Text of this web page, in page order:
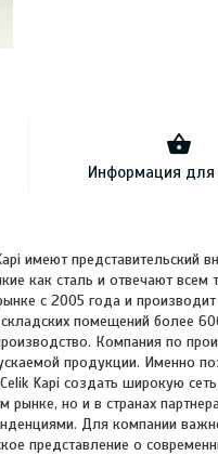
Информация для
имеют представительский
как сталь и отвечают всем
с 2005 года и
помещений более
Компания по
продукции. Именно
Kapi создать широкую сеть
но и в странах
Для компании
представление о